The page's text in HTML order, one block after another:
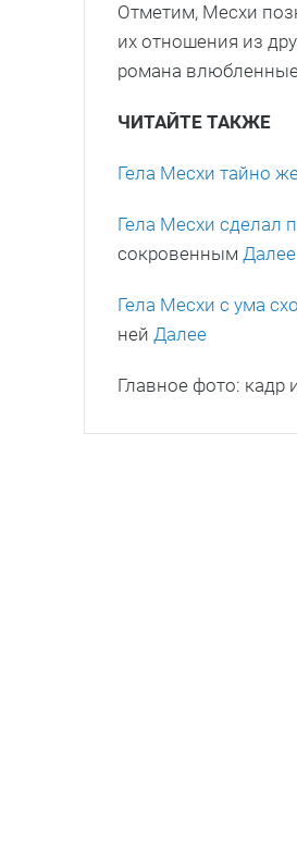
Отметим, Месхи
их отношения из
романа влюбленные
ЧИТАЙТЕ ТАКЖЕ
Гела Месхи тайно
Гела Месхи сделал
сокровенным Далее
Гела Месхи с ума
ней Далее
Главное фото: кадр